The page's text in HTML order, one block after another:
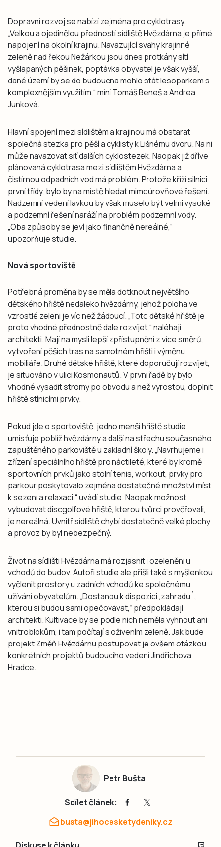
Dopravní rozvoj se nabízí zejména pro cyklotrasy.
„Velkou a ojedinělou předností sídliště Hvězdárna je přímé
napojení na okolní krajinu. Navazující svahy krajinné
zeleně nad řekou Nežárkou jsou dnes protkány sítí
vyšlapaných pěšinek, poptávka obyvatel je však vyšší,
dané území by se do budoucna mohlo stát lesoparkem s
komplexnějším využitím,“ míní Tomáš Beneš a Andrea
Junková.
Hlavní spojení mezi sídlištěm a krajinou má obstarat
společná stezka pro pěší a cyklisty k Lišnému dvoru. Na ni
může navazovat síť dalších cyklostezek. Naopak již dříve
plánovaná cyklotrasa mezi sídlištěm Hvězdárna a
čistírnou odpadních vod má problém. Protože kříží silnici
první třídy, bylo by na místě hledat mimoúrovňové řešení.
Nadzemní vedení lávkou by však muselo být velmi vysoké
a podzemní řešení naráží na problém podzemní vody.
„Oba způsoby se jeví jako finančně nereálné,“
upozorňuje studie.
Nová sportoviště
Potřebná proměna by se měla dotknout největšího
dětského hřiště nedaleko hvězdárny, jehož poloha ve
vzrostlé zeleni je víc než žádoucí. „Toto dětské hřiště je
proto vhodné přednostně dále rozvíjet,“ naléhají
architekti. Mají na mysli lepší zpřístupnění z více směrů,
vytvoření pěších tras na samotném hřišti i výměnu
mobiliáře. Druhé dětské hřiště, které doporučují rozvíjet,
je situováno v ulici Kosmonautů. V první řadě by bylo
vhodné vysadit stromy po obvodu a než vyrostou, doplnit
hřiště stínicími prvky.
Pokud jde o sportoviště, jedno menší hřiště studie
umísťuje poblíž hvězdárny a další na střechu současného
zapuštěného parkoviště u základní školy. „Navrhujeme i
zřízení speciálního hřiště pro náctileté, které by kromě
sportovních prvků jako stolní tenis, workout, prvky pro
parkour poskytovalo zejména dostatečné množství míst
k sezení a relaxaci,“ uvádí studie. Naopak možnost
vybudovat discgolfové hřiště, kterou tvůrci prověřovali,
je nereálná. Uvnitř sídliště chybí dostatečně velké plochy
a provoz by byl nebezpečný.
Život na sídlišti Hvězdárna má rozjasnit i ozelenění u
vchodů do budov. Autoři studie ale přišli také s myšlenkou
vyčlenit prostory u zadních vchodů ke společnému
užívání obyvatelům. „Dostanou k dispozici ,zahradu´,
kterou si budou sami opečovávat,“ předpokládají
architekti. Kultivace by se podle nich neměla vyhnout ani
vnitroblokům, i tam počítají s oživením zeleně. Jak bude
projekt Změň Hvězdárnu postupovat je ovšem otázkou
konkrétních projektů budoucího vedení Jindřichova
Hradce.
Petr Bušta
Sdílet článek:
busta@jihocesketydeniky.cz